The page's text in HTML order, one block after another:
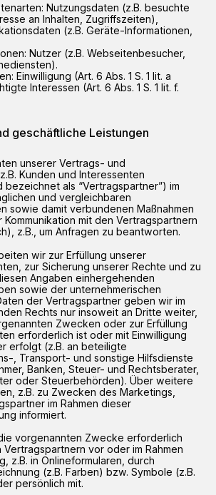
Nutzungsdaten (z.B. besuchte
an Inhalten, Zugriffszeiten),
(z.B. Geräte-Informationen,
Nutzer (z.B. Webseitenbesucher,
Einwilligung (Art. 6 Abs. 1 S. 1 lit. a
Interessen (Art. 6 Abs. 1 S. 1 lit. f.
geschäftliche Leistungen
unserer Vertrags- und
Kunden und Interessenten
bezeichnet als “Vertragspartner”) im
und vergleichbaren
sowie damit verbundenen Maßnahmen
Kommunikation mit den Vertragspartnern
z.B., um Anfragen zu beantworten.
wir zur Erfüllung unserer
zur Sicherung unserer Rechte und zu
Angaben einhergehenden
sowie der unternehmerischen
der Vertragspartner geben wir im
Rechts nur insoweit an Dritte weiter,
Zwecken oder zur Erfüllung
erforderlich ist oder mit Einwilligung
erfolgt (z.B. an beteiligte
, Transport- und sonstige Hilfsdienste
Banken, Steuer- und Rechtsberater,
oder Steuerbehörden). Über weitere
z.B. zu Zwecken des Marketings,
im Rahmen dieser
informiert.
vorgenannten Zwecke erforderlich
vor oder im Rahmen
z.B. in Onlineformularen, durch
(z.B. Farben) bzw. Symbole (z.B.
persönlich mit.